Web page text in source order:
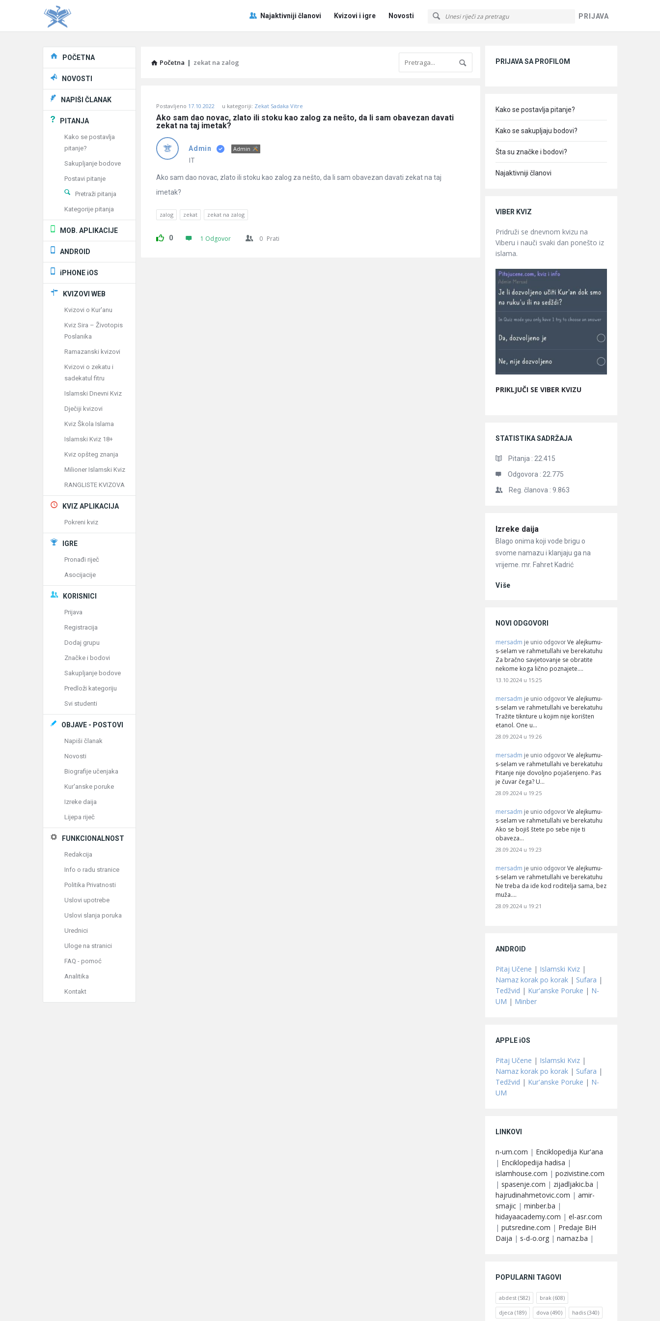
PRIJAVA
Pitaj
Učene
Najaktivniji članovi Kvizovi i igre Novosti
Početna | zekat na zalog
Učene
Latest
Pitanja
Postavljeno 17.10.2022 u kategoriji: Zekat Sadaka Vitre
Ako sam dao novac, zlato ili stoku kao zalog za nešto, da li sam obavezan davati
zekat na taj imetak?
Admin Admin
IT
Ako sam dao novac, zlato ili stoku kao zalog za nešto, da li sam obavezan davati zekat na taj
imetak?
zalog zekat zekat na zalog
0 1 Odgovor 0 Prati
PRIJAVA SA PROFILOM
Kako se postavlja pitanje?
Kako se sakupljaju bodovi?
Šta su značke i bodovi?
Najaktivniji članovi
VIBER KVIZ
Pridruži se dnevnom kvizu na
Viberu i nauči svaki dan ponešto iz
islama.
PRIKLJUČI SE VIBER KVIZU
STATISTIKA SADRŽAJA
Pitanja : 22.415
Odgovora : 22.775
Reg. članova : 9.863
Članci
Izreke daija
Blago onima koji vode brigu o
svome namazu i klanjaju ga na
vrijeme. mr. Fahret Kadrić
Više
NOVI ODGOVORI
mersadm je unio odgovor Ve alejkumu-
s-selam ve rahmetullahi ve berekatuhu
Za bračno savjetovanje se obratite
nekome koga lično poznajete.…
13.10.2024 u 15:25
mersadm je unio odgovor Ve alejkumu-
s-selam ve rahmetullahi ve berekatuhu
Tražite tiknture u kojim nije korišten
etanol. One u…
28.09.2024 u 19:26
mersadm je unio odgovor Ve alejkumu-
s-selam ve rahmetullahi ve berekatuhu
Pitanje nije dovoljno pojašenjeno. Pas
je čuvar čega? U…
28.09.2024 u 19:25
mersadm je unio odgovor Ve alejkumu-
s-selam ve rahmetullahi ve berekatuhu
Ako se bojiš štete po sebe nije ti
obaveza…
28.09.2024 u 19:23
mersadm je unio odgovor Ve alejkumu-
s-selam ve rahmetullahi ve berekatuhu
Ne treba da ide kod roditelja sama, bez
muža.…
28.09.2024 u 19:21
ANDROID
Pitaj Učene | Islamski Kviz |
Namaz korak po korak | Sufara |
Tedžvid | Kur'anske Poruke | N-
UM | Minber
APPLE iOS
Pitaj Učene | Islamski Kviz |
Namaz korak po korak | Sufara |
Tedžvid | Kur'anske Poruke | N-
UM
LINKOVI
n-um.com | Enciklopedija Kur'ana
| Enciklopedija hadisa |
islamhouse.com | pozivistine.com
| spasenje.com | zijadljakic.ba |
hajrudinahmetovic.com | amir-
smajic | minber.ba |
hidayaacademy.com | el-asr.com
| putsredine.com | Predaje BiH
Daija | s-d-o.org | namaz.ba |
POPULARNI TAGOVI
abdest (582) brak (608)
djeca (189) dova (490) hadis (340)
Explore
POČETNA
NOVOSTI
NAPIŠI ČLANAK
PITANJA
Kako se postavlja
pitanje?
Sakupljanje bodove
Postavi pitanje
Pretraži pitanja
Kategorije pitanja
MOB. APLIKACIJE
ANDROID
iPHONE iOS
KVIZOVI WEB
Kvizovi o Kur'anu
Kviz Sira – Životopis
Poslanika
Ramazanski kvizovi
Kvizovi o zekatu i
sadekatul fitru
Islamski Dnevni Kviz
Dječiji kvizovi
Kviz Škola Islama
Islamski Kviz 18+
Kviz opšteg znanja
Milioner Islamski Kviz
RANGLISTE KVIZOVA
KVIZ APLIKACIJA
Pokreni kviz
IGRE
Pronađi riječ
Asocijacije
KORISNICI
Prijava
Registracija
Dodaj grupu
Značke i bodovi
Sakupljanje bodove
Predloži kategoriju
Svi studenti
OBJAVE - POSTOVI
Napiši članak
Novosti
Biografije učenjaka
Kur'anske poruke
Izreke daija
Lijepa riječ
FUNKCIONALNOST
Redakcija
Info o radu stranice
Politika Privatnosti
Uslovi upotrebe
Uslovi slanja poruka
Urednici
Uloge na stranici
FAQ - pomoć
Analitika
Kontakt